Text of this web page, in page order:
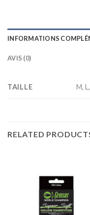
INFORMATIONS
AVIS (0)
TAILLE M,
RELATED